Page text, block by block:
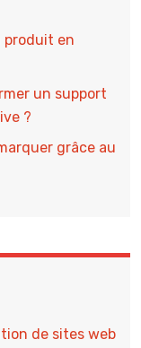
produit en
un support
?
grâce au
de sites web